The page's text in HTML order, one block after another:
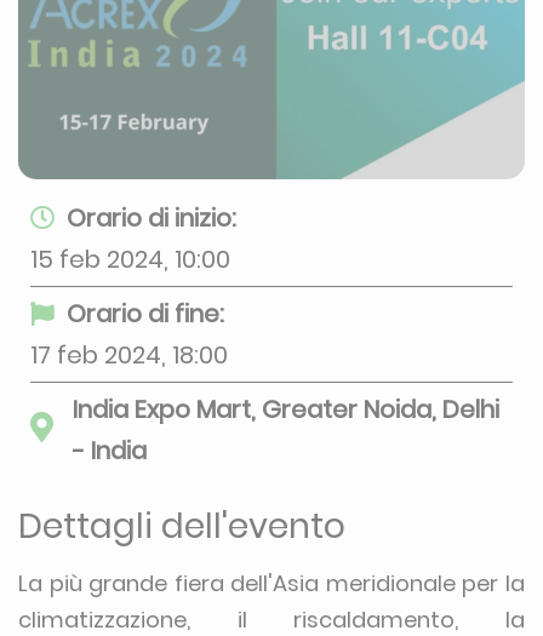
Orario di inizio:
15 feb 2024, 10:00
Orario di fine:
17 feb 2024, 18:00
India Expo Mart, Greater Noida, Delhi
- India
Dettagli dell'evento
La più grande fiera dell'Asia meridionale per la
climatizzazione, il riscaldamento, la